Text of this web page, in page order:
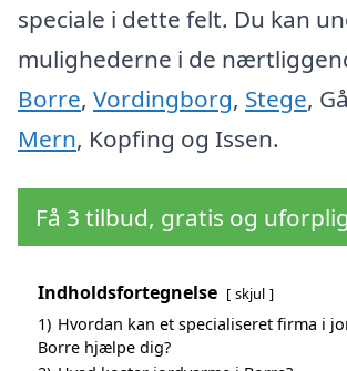
speciale i dette felt. Du kan
mulighederne i de
Borre, Vordingborg, Stege,
Mern, Kopfing og Issen.
Få 3 tilbud, gratis og
Indholdsfortegnelse skjul
1) Hvordan kan et specialiseret firma i
Borre hjælpe dig?